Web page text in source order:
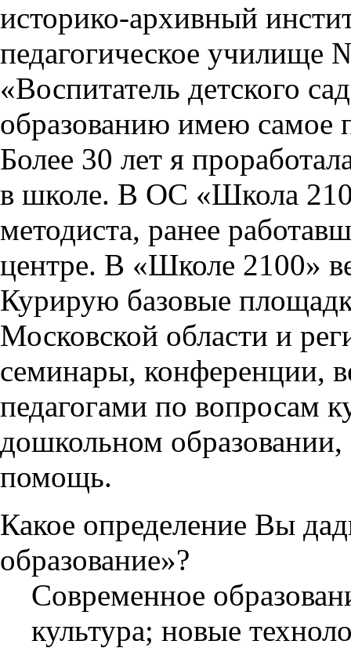
историко-архивный
педагогическое училище
«Воспитатель детского
образованию имею самое
Более 30 лет я
в школе. В ОС «Школа
методиста, ранее
центре. В «Школе 2100»
Курирую базовые
Московской области и
семинары, конференции,
педагогами по вопросам
дошкольном
помощь.
Какое определение Вы
образование»?
Современное
культура; новые